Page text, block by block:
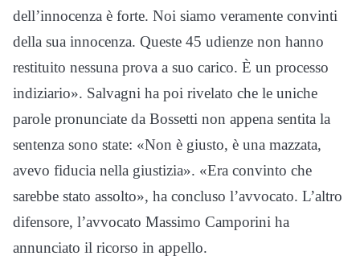
dell’innocenza è forte. Noi siamo veramente convinti
della sua innocenza. Queste 45 udienze non hanno
restituito nessuna prova a suo carico. È un processo
indiziario». Salvagni ha poi rivelato che le uniche
parole pronunciate da Bossetti non appena sentita la
sentenza sono state: «Non è giusto, è una mazzata,
avevo fiducia nella giustizia». «Era convinto che
sarebbe stato assolto», ha concluso l’avvocato. L’altro
difensore, l’avvocato Massimo Camporini ha
annunciato il ricorso in appello.